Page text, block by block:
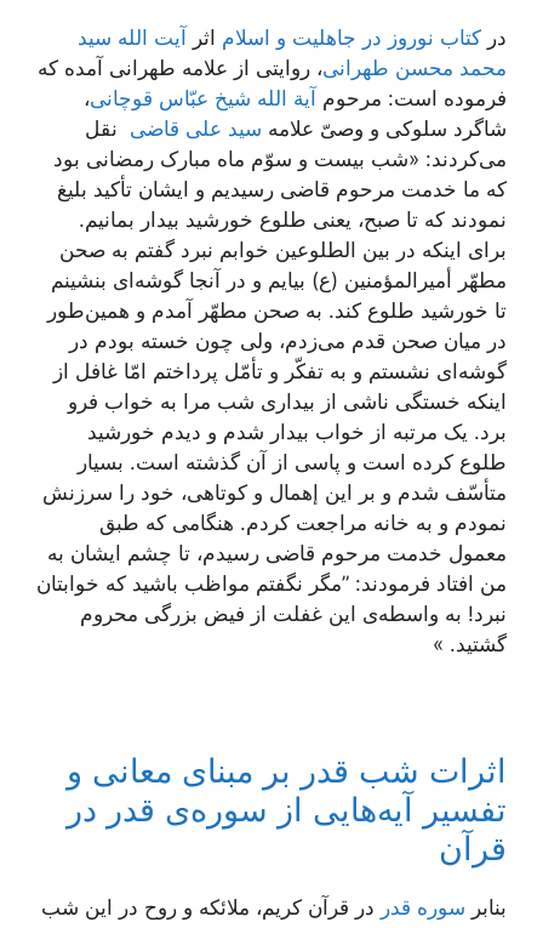
در کتاب نوروز در جاهلیت و اسلام اثر
آیت الله سید
محمد محسن طهرانی، روایتی از علامه طهرانی آمده که
فرموده است: مرحوم آیة الله شیخ عبّاس قوچانی،
شاگرد سلوکی و وصیّ علامه سید علی قاضی نقل
می‌کردند: «شب بیست و سوّم ماه مبارک رمضانی بود
که ما خدمت مرحوم قاضی رسیدیم و ایشان تأکید بلیغ
نمودند که تا صبح، یعنی طلوع خورشید بیدار بمانیم.
برای اینکه در بین الطلوعین خوابم نبرد گفتم به صحن
مطهّر أمیرالمؤمنین (ع) بیایم و در آنجا گوشه‌ای بنشینم
تا خورشید طلوع کند. به صحن مطهّر آمدم و همین‌طور
در میان صحن قدم می‌زدم، ولی چون خسته بودم در
گوشه‌ای نشستم و به تفکّر و تأمّل پرداختم امّا غافل از
اینکه خستگی ناشی از بیداری شب مرا به خواب فرو
برد. یک مرتبه از خواب بیدار شدم و دیدم خورشید
طلوع کرده است و پاسی از آن گذشته است. بسیار
متأسّف شدم و بر این إهمال و کوتاهی، خود را سرزنش
نمودم و به خانه مراجعت کردم. هنگامی که طبق
معمول خدمت مرحوم قاضی رسیدم، تا چشم ایشان به
من افتاد فرمودند: ”مگر نگفتم مواظب باشید که خوابتان
نبرد! به واسطه‌ی این غفلت از فیض بزرگی محروم
گشتید. »
اثرات شب قدر بر مبنای معانی و
تفسیر آیه‌هایی از سوره‌ی قدر در
قرآن
بنابر سوره قدر در قرآن کریم، ملائکه و روح در این شب